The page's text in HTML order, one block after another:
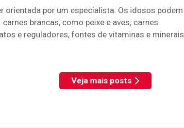
orientada por um especialista. Os idosos podem
brancas, como peixe e aves; carnes
e reguladores, fontes de vitaminas e minerais
Veja mais posts